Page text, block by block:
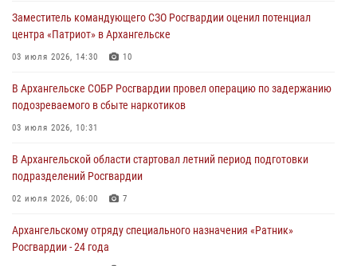
Заместитель командующего СЗО Росгвардии оценил потенциал
центра «Патриот» в Архангельске
03 июля 2026, 14:30 10
В Архангельске СОБР Росгвардии провел операцию по задержанию
подозреваемого в сбыте наркотиков
03 июля 2026, 10:31
В Архангельской области стартовал летний период подготовки
подразделений Росгвардии
02 июля 2026, 06:00 7
Архангельскому отряду специального назначения «Ратник»
Росгвардии - 24 года